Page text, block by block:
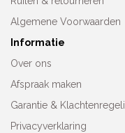
Algemene Voorwaarden
Informatie
Over ons
Afspraak maken
Garantie &
Privacyverklaring